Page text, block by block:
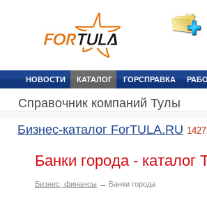
НОВОСТИ КАТАЛОГ ГОРСПРАВКА
Справочник компаний Тулы
Бизнес-каталог ForTULA.RU
Банки города - каталог
Бизнес, финансы → Банки города